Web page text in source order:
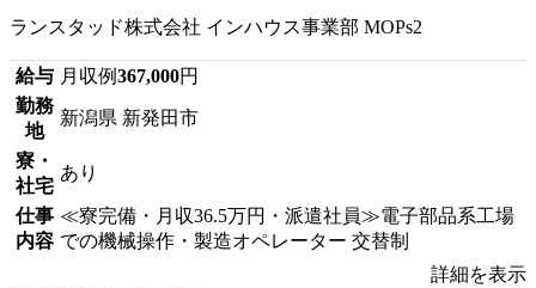
ランスタッド株式会社 インハウス事業部 MOPs2
給与 月収例367,000円
勤務
地
新潟県 新発田市
寮・
社宅
あり
仕事
内容
≪寮完備・月収36.5万円・派遣社員≫電子部品系工場
での機械操作・製造オペレーター 交替制
詳細を表示